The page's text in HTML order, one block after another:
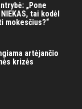
„Pone
tai kodėl
mokesčius?“
artėjančio
krizės